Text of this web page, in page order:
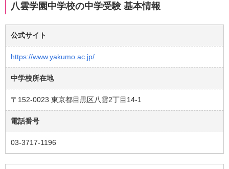
八雲学園中学校の中学受験 基本情報
公式サイト
https://www.yakumo.ac.jp/
中学校所在地
〒152-0023 東京都目黒区八雲2丁目14-1
電話番号
03-3717-1196